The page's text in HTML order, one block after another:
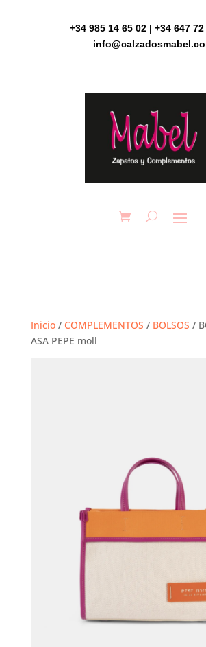
+34 985 14 65 02 | +34 647 72
Inicio/ COMPLEMENTOS / BOLSOS /
ASA PEPE moll